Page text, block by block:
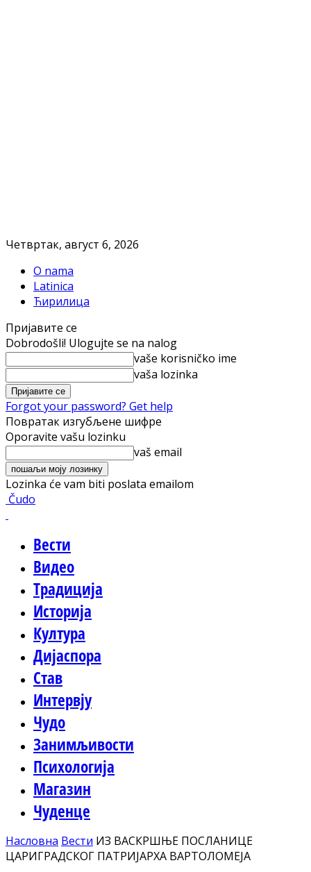
Четвртак, август 6, 2026
O nama
Latinica
Ћирилица
Пријавите се
Dobrodošli! Ulogujte se na nalog
vaše korisničko ime
vaša lozinka
Forgot your password? Get help
Повратак изгубљене шифре
Oporavite vašu lozinku
vaš email
Lozinka će vam biti poslata emailom
Čudo
Вести
Видео
Традиција
Историја
Култура
Дијаспора
Став
Интервју
Чудо
Занимљивости
Психологија
Магазин
Чуденце
Насловна Вести ИЗ ВАСКРШЊЕ ПОСЛАНИЦЕ
ЦАРИГРАДСКОГ ПАТРИЈАРХА ВАРТОЛОМЕЈА